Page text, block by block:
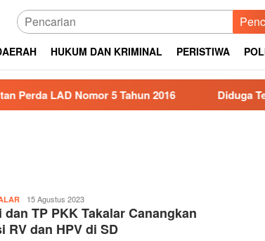
HUKUM DAN KRIMINAL PERISTIWA
Nomor 5 Tahun 2016 Diduga Terobos
Panglima
News
15 Agustus 2023
dan TP PKK Takalar Canangkan
RV dan HPV di SD